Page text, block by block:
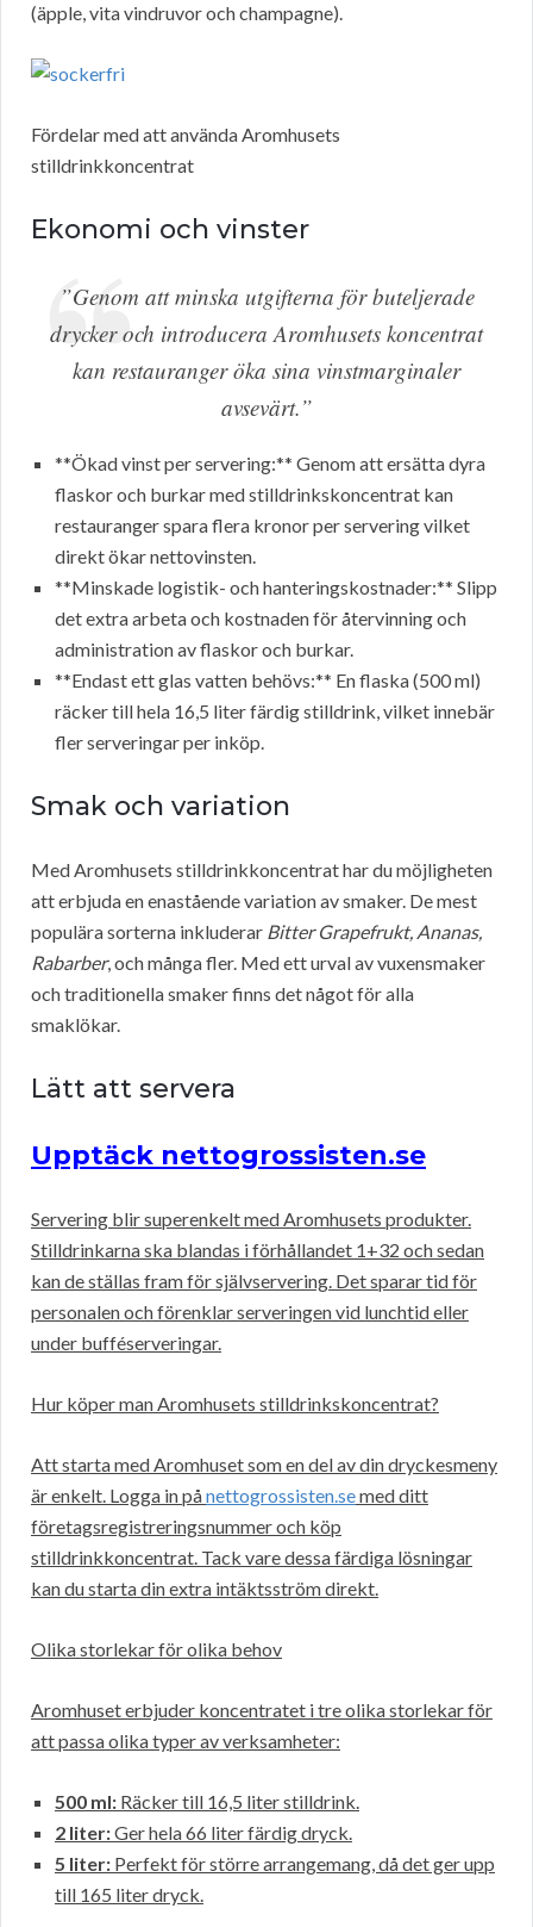
(äpple, vita vindruvor och champagne).
Fördelar med att använda Aromhusets
stilldrinkkoncentrat
Ekonomi och vinster
”Genom att minska utgifterna för buteljerade
drycker och introducera Aromhusets koncentrat
kan restauranger öka sina vinstmarginaler
avsevärt.”
**Ökad vinst per servering:** Genom att ersätta dyra
flaskor och burkar med stilldrinkskoncentrat kan
restauranger spara flera kronor per servering vilket
direkt ökar nettovinsten.
**Minskade logistik- och hanteringskostnader:** Slipp
det extra arbeta och kostnaden för återvinning och
administration av flaskor och burkar.
**Endast ett glas vatten behövs:** En flaska (500 ml)
räcker till hela 16,5 liter färdig stilldrink, vilket innebär
fler serveringar per inköp.
Smak och variation
Med Aromhusets stilldrinkkoncentrat har du möjligheten
att erbjuda en enastående variation av smaker. De mest
populära sorterna inkluderar Bitter Grapefrukt, Ananas,
Rabarber, och många fler. Med ett urval av vuxensmaker
och traditionella smaker finns det något för alla
smaklökar.
Lätt att servera
Upptäck nettogrossisten.se
Servering blir superenkelt med Aromhusets produkter.
Stilldrinkarna ska blandas i förhållandet 1+32 och sedan
kan de ställas fram för självservering. Det sparar tid för
personalen och förenklar serveringen vid lunchtid eller
under bufféserveringar.
Hur köper man Aromhusets stilldrinkskoncentrat?
Att starta med Aromhuset som en del av din dryckesmeny
är enkelt. Logga in pånettogrossisten.semed ditt
företagsregistreringsnummer och köp
stilldrinkkoncentrat. Tack vare dessa färdiga lösningar
kan du starta din extra intäktsström direkt.
Olika storlekar för olika behov
Aromhuset erbjuder koncentratet i tre olika storlekar för
att passa olika typer av verksamheter:
500 ml: Räcker till 16,5 liter stilldrink.
2 liter:Ger hela 66 liter färdig dryck.
5 liter: Perfekt för större arrangemang, då det ger upp
till 165 liter dryck.